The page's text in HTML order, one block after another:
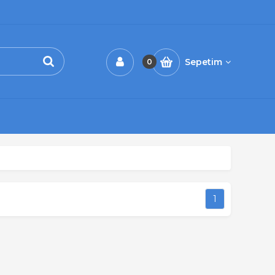
0 Sepetim
1